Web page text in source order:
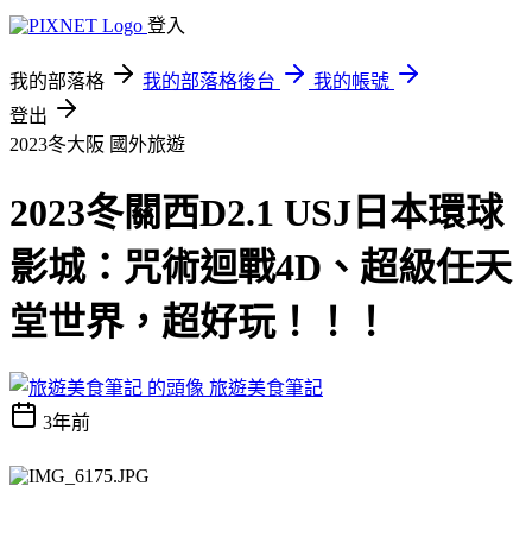
登入
我的部落格 我的部落格後台
我的帳號
登出
2023冬大阪 國外旅遊
2023冬關西D2.1 USJ日本環球
影城：咒術迴戰4D、超級任天
堂世界，超好玩！！！
旅遊美食筆記
3年前